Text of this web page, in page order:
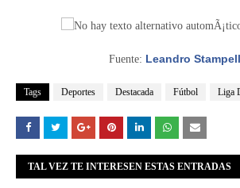
Fuente: Leandro
Tags Deportes Destacada Fútbol Liga
TAL VEZ TE INTERESEN ESTAS ENTRADAS